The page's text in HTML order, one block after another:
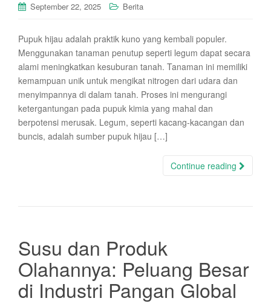
September 22, 2025 Berita
Pupuk hijau adalah praktik kuno yang kembali populer.
Menggunakan tanaman penutup seperti legum dapat secara
alami meningkatkan kesuburan tanah. Tanaman ini memiliki
kemampuan unik untuk mengikat nitrogen dari udara dan
menyimpannya di dalam tanah. Proses ini mengurangi
ketergantungan pada pupuk kimia yang mahal dan
berpotensi merusak. Legum, seperti kacang-kacangan dan
buncis, adalah sumber pupuk hijau […]
Continue reading
Susu dan Produk
Olahannya: Peluang Besar
di Industri Pangan Global